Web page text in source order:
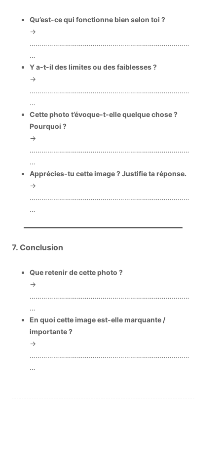
Qu’est-ce qui fonctionne bien selon toi ?
→
………………………………………………………………………
…
Y a-t-il des limites ou des faiblesses ?
→
………………………………………………………………………
…
Cette photo t’évoque-t-elle quelque chose ?
Pourquoi ?
→
………………………………………………………………………
…
Apprécies-tu cette image ? Justifie ta réponse.
→
………………………………………………………………………
…
7. Conclusion
Que retenir de cette photo ?
→
………………………………………………………………………
…
En quoi cette image est-elle marquante /
importante ?
→
………………………………………………………………………
…